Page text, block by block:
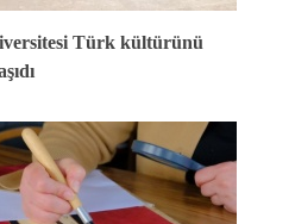
Türk kültürünü